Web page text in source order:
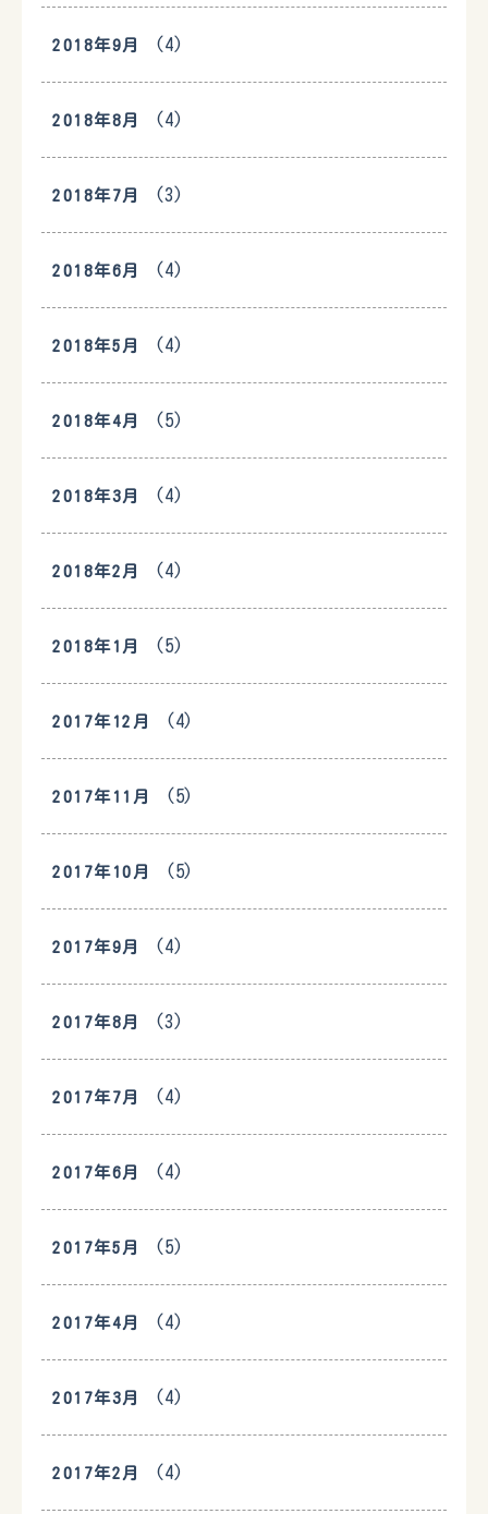
2018年9月 (4)
2018年8月 (4)
2018年7月 (3)
2018年6月 (4)
2018年5月 (4)
2018年4月 (5)
2018年3月 (4)
2018年2月 (4)
2018年1月 (5)
2017年12月 (4)
2017年11月 (5)
2017年10月 (5)
2017年9月 (4)
2017年8月 (3)
2017年7月 (4)
2017年6月 (4)
2017年5月 (5)
2017年4月 (4)
2017年3月 (4)
2017年2月 (4)